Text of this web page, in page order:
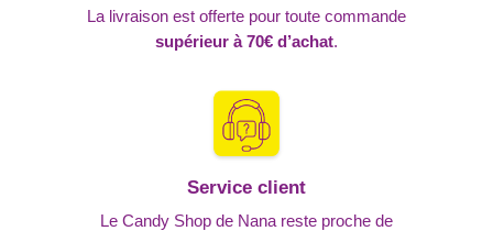
La livraison est offerte pour toute commande
supérieur à 70€ d’achat.
Service client
Le Candy Shop de Nana reste proche de